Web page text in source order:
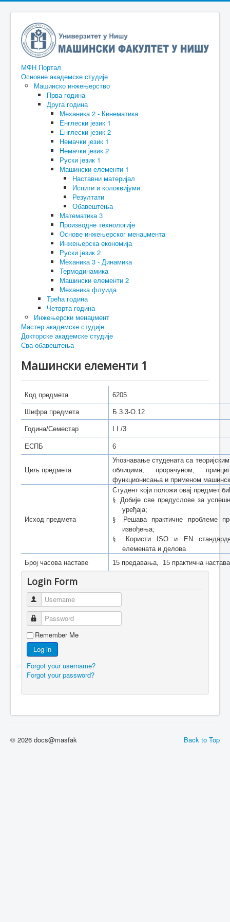
МФН Портал
Основне академске студије
Машинско инжењерство
Прва година
Друга година
Механика 2 - Кинематика
Енглески језик 1
Енглески језик 2
Немачки језик 1
Немачки језик 2
Руски језик 1
Машински елементи 1
Наставни материјал
Испити и колоквијуми
Резултати
Обавештења
Математика 3
Производне технологије
Основе инжењерског менаџмента
Инжењерска економија
Руски језик 2
Механика 3 - Динамика
Термодинамика
Машински елементи 2
Механика флуида
Трећа година
Четврта година
Инжењерски менаџмент
Мастер академске студије
Докторске академске студије
Сва обавештења
Машински елементи 1
Код предмета 6205
Шифра предмета Б.3.3-O.12
Година/Семестар I I /3
ЕСПБ 6
Циљ предмета
Упознавање студената са
облицима, прорачуном,
функционисања и применом
Исход предмета
Студент који положи овај предмет
§
Добије све предуслове за
уређаја;
§
Решава практичне проблеме
извођења;
§
Користи ISO и EN
елемената и делова
Број часова наставе
15 предавања, 15 практична настава
Login Form
Username
Password
Remember Me
Log in
Forgot your username?
Forgot your password?
Back to Top
© 2026 docs@masfak